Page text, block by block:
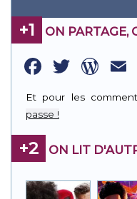
+1 ON PARTAGE,
Et pour les
passe !
+2 ON LIT